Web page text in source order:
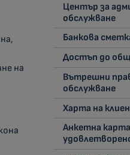
на
Център за
обслужване
Банкова
Достъп до
Вътрешни
обслужване
Харта на
Анкетна